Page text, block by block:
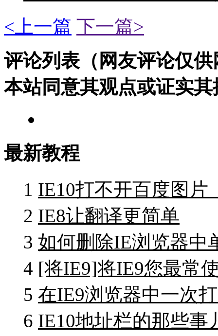
<上一篇 下一篇>
评论列表（网友评论仅
本站同意其观点或证实其
最新教程
1 IE10打不开百度图片
2 IE8让翻译更简单
3 如何删除IE浏览器中
4 [将IE9]将IE9您最常
5 在IE9浏览器中一次
6 IE10地址栏的那些事